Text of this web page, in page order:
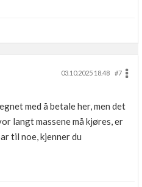
03.10.2025 18.48
#7
med å betale her, men det
langt massene må kjøres, er
til noe, kjenner du